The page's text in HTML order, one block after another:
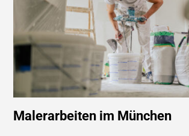
Malerarbeiten im München